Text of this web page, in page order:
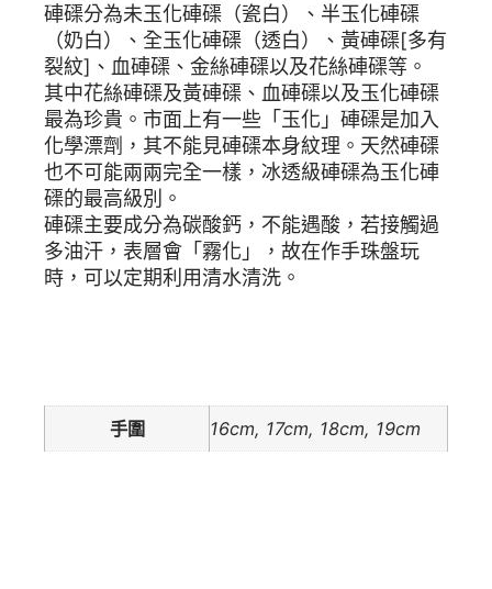
硨磲分為未玉化硨磲（瓷白）、半玉化硨磲
（奶白）、全玉化硨磲（透白）、黃硨磲[多有
裂紋]、血硨磲、金絲硨磲以及花絲硨磲等。
其中花絲硨磲及黃硨磲、血硨磲以及玉化硨磲
最為珍貴。市面上有一些「玉化」硨磲是加入
化學漂劑，其不能見硨磲本身紋理。天然硨磲
也不可能兩兩完全一樣，冰透級硨磲為玉化硨
磲的最高級別。
硨磲主要成分為碳酸鈣，不能遇酸，若接觸過
多油汗，表層會「霧化」，故在作手珠盤玩
時，可以定期利用清水清洗。
手圍 16cm, 17cm, 18cm, 19cm